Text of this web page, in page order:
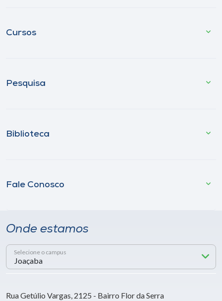
Cursos
Pesquisa
Biblioteca
Fale Conosco
Onde estamos
Selecione o campus
Rua Getúlio Vargas, 2125 - Bairro Flor da Serra